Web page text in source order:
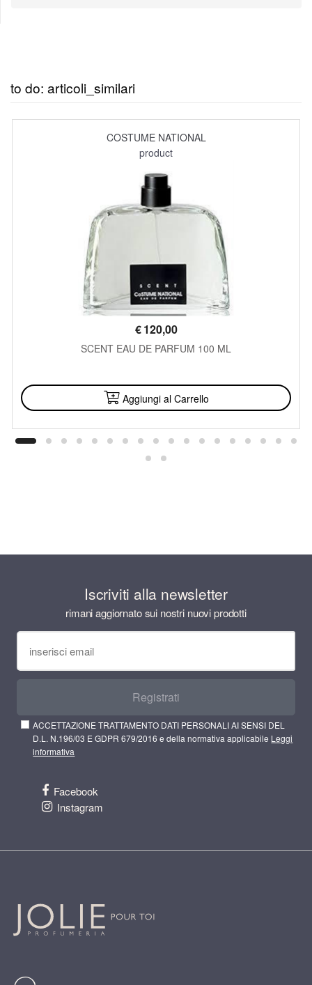
to do: articoli_similari
COSTUME NATIONAL
product
€120,00
SCENT EAU DE PARFUM 100 ML
Aggiungi al Carrello
Iscriviti alla newsletter
rimani aggiornato sui nostri nuovi prodotti
Registrati
ACCETTAZIONE TRATTAMENTO DATI PERSONALI AI SENSI DEL
D.L. N.196/03 E GDPR 679/2016 e della normativa applicabile Leggi
informativa
Facebook
Instagram